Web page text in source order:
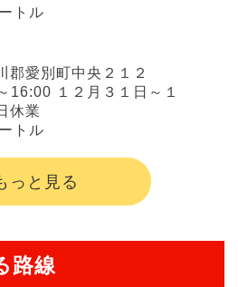
トル
郡愛別町中央２１２
16:00 １２月３１日～１
休業
トル
っと見る
路線